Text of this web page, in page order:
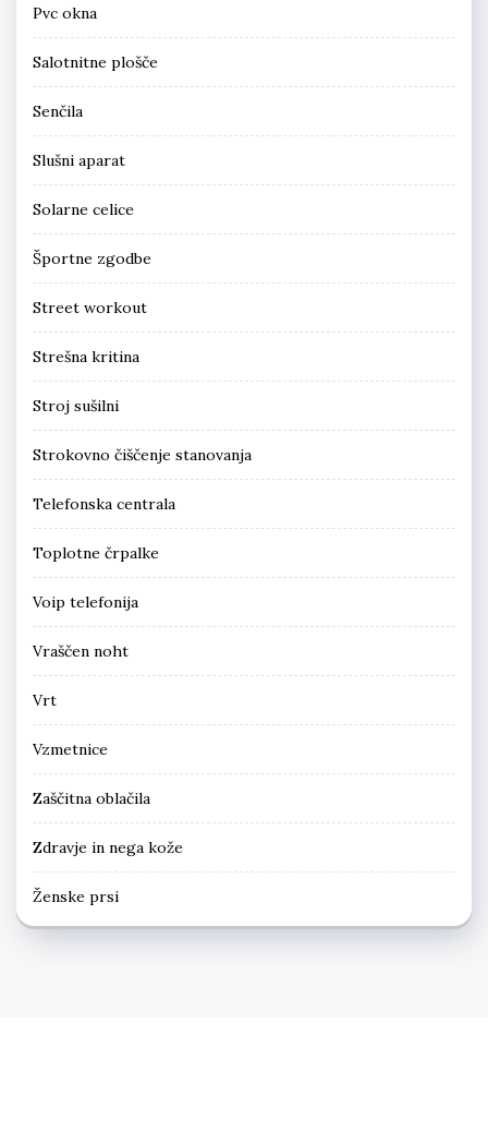
Pvc okna
Salotnitne plošče
Senčila
Slušni aparat
Solarne celice
Športne zgodbe
Street workout
Strešna kritina
Stroj sušilni
Strokovno čiščenje stanovanja
Telefonska centrala
Toplotne črpalke
Voip telefonija
Vraščen noht
Vrt
Vzmetnice
Zaščitna oblačila
Zdravje in nega kože
Ženske prsi